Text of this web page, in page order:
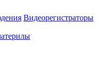
Видеорегистраторы